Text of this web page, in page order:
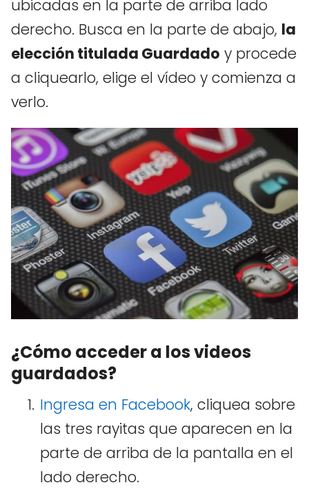
ubicadas en la parte de arriba lado
derecho. Busca en la parte de abajo, la
elección titulada Guardado y procede
a cliquearlo, elige el vídeo y comienza a
verlo.
¿Cómo acceder a los videos
guardados?
Ingresa en Facebook, cliquea sobre
las tres rayitas que aparecen en la
parte de arriba de la pantalla en el
lado derecho.